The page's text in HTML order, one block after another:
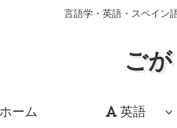
言語学・英語・スペイン
ご
ーム 英語